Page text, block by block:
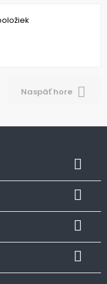
Naspäť hore 



